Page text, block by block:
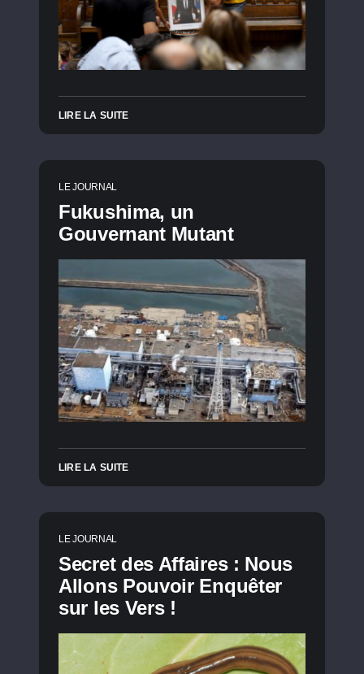
LIRE LA SUITE
LE JOURNAL
Fukushima, un
Gouvernant Mutant
LIRE LA SUITE
LE JOURNAL
Secret des Affaires : Nous
Allons Pouvoir Enquêter
sur les Vers !